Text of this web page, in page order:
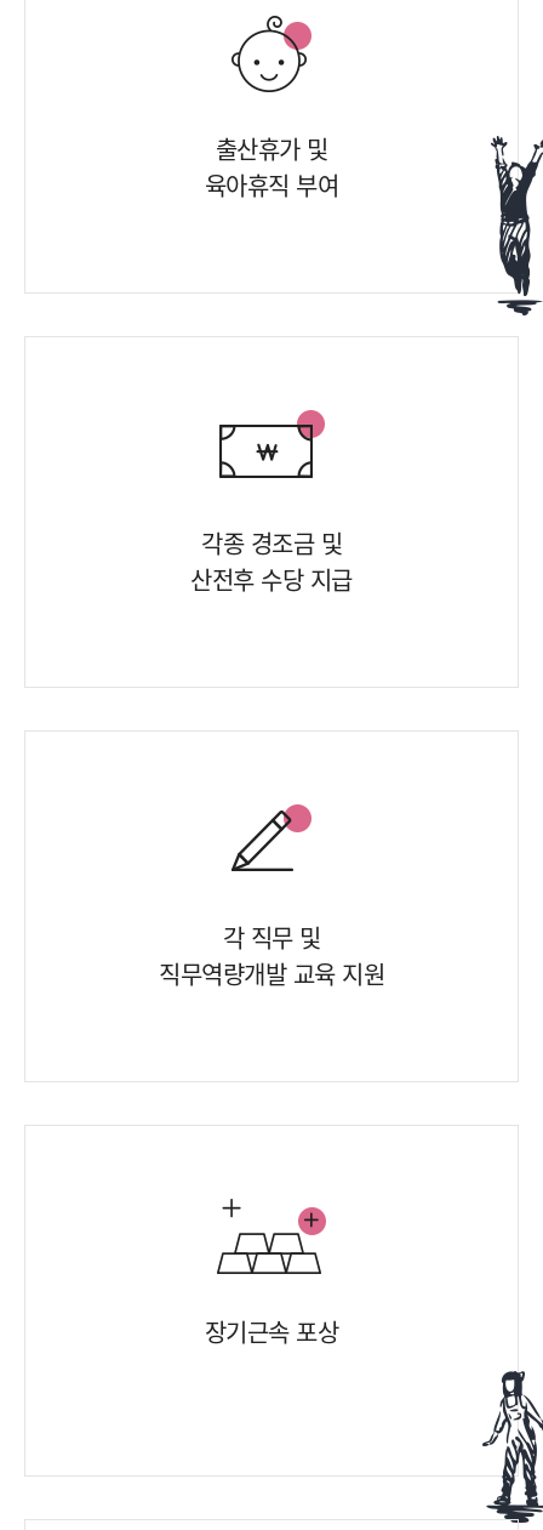
출산휴가 및
육아휴직 부여
각종 경조금 및
산전후 수당 지급
각 직무 및
직무역량개발 교육 지원
장기근속 포상